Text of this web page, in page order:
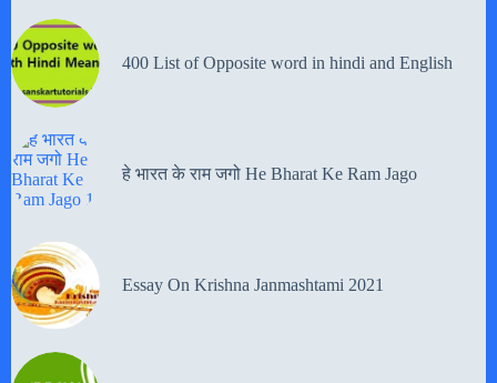
400 List of Opposite word in hindi and English
हे भारत के राम जगो He Bharat Ke Ram Jago
Essay On Krishna Janmashtami 2021